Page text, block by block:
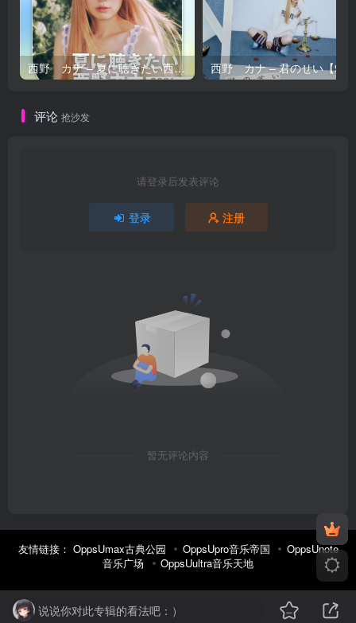
西野 カナ – 夏に聴きたい西野カナ2026【44.1kHz／16bit】日本区
评论 抢沙发
请登录后发表评论
登录 注册
暂无评论内容
友情链接： OppsUmax古典公园 OppsUpro音乐帝国
OppsUnote
音乐广场
OppsUultra音乐天地
说说你对此专辑的看法吧：）